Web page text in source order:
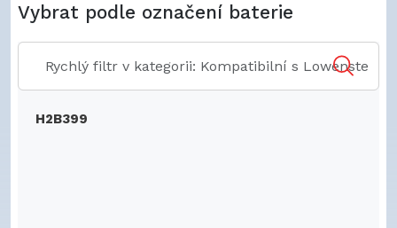
Vybrat podle označení baterie
H2B399